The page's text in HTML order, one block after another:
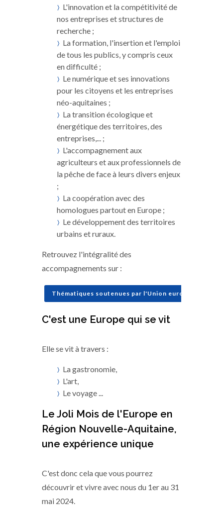
L'innovation et la compétitivité de
nos entreprises et structures de
recherche ;
La formation, l'insertion et l'emploi
de tous les publics, y compris ceux
en difficulté ;
Le numérique et ses innovations
pour les citoyens et les entreprises
néo-aquitaines ;
La transition écologique et
énergétique des territoires, des
entreprises,... ;
L'accompagnement aux
agriculteurs et aux professionnels de
la pêche de face à leurs divers enjeux
;
La coopération avec des
homologues partout en Europe ;
Le développement des territoires
urbains et ruraux.
Retrouvez l'intégralité des
accompagnements sur :
Thématiques soutenues par l'Union européenne
C'est une Europe qui se vit
Elle se vit à travers :
La gastronomie,
L'art,
Le voyage ...
Le Joli Mois de l'Europe en
Région Nouvelle-Aquitaine,
une expérience unique
C'est donc cela que vous pourrez
découvrir et vivre avec nous du 1er au 31
mai 2024.